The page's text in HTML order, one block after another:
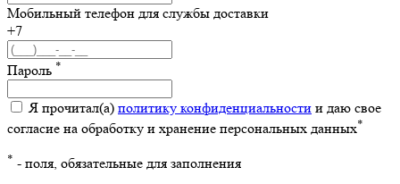
Мобильный телефон для службы доставки
+7
Пароль *
Я прочитал(а) политику конфиденциальности и даю свое
согласие на обработку и хранение персональных данных*
* - поля, обязательные для заполнения